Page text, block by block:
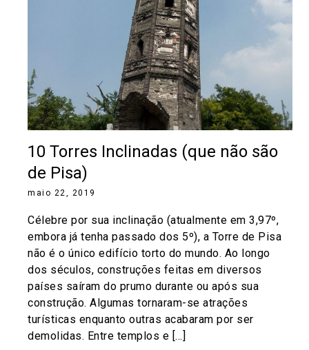
10 Torres Inclinadas (que não são
de Pisa)
maio 22, 2019
Célebre por sua inclinação (atualmente em 3,97º,
embora já tenha passado dos 5º), a Torre de Pisa
não é o único edifício torto do mundo. Ao longo
dos séculos, construções feitas em diversos
países saíram do prumo durante ou após sua
construção. Algumas tornaram-se atrações
turísticas enquanto outras acabaram por ser
demolidas. Entre templos e […]